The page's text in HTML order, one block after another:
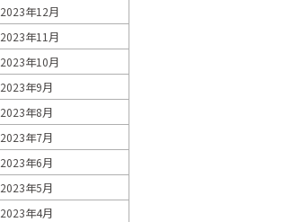
2023年12月
2023年11月
2023年10月
2023年9月
2023年8月
2023年7月
2023年6月
2023年5月
2023年4月